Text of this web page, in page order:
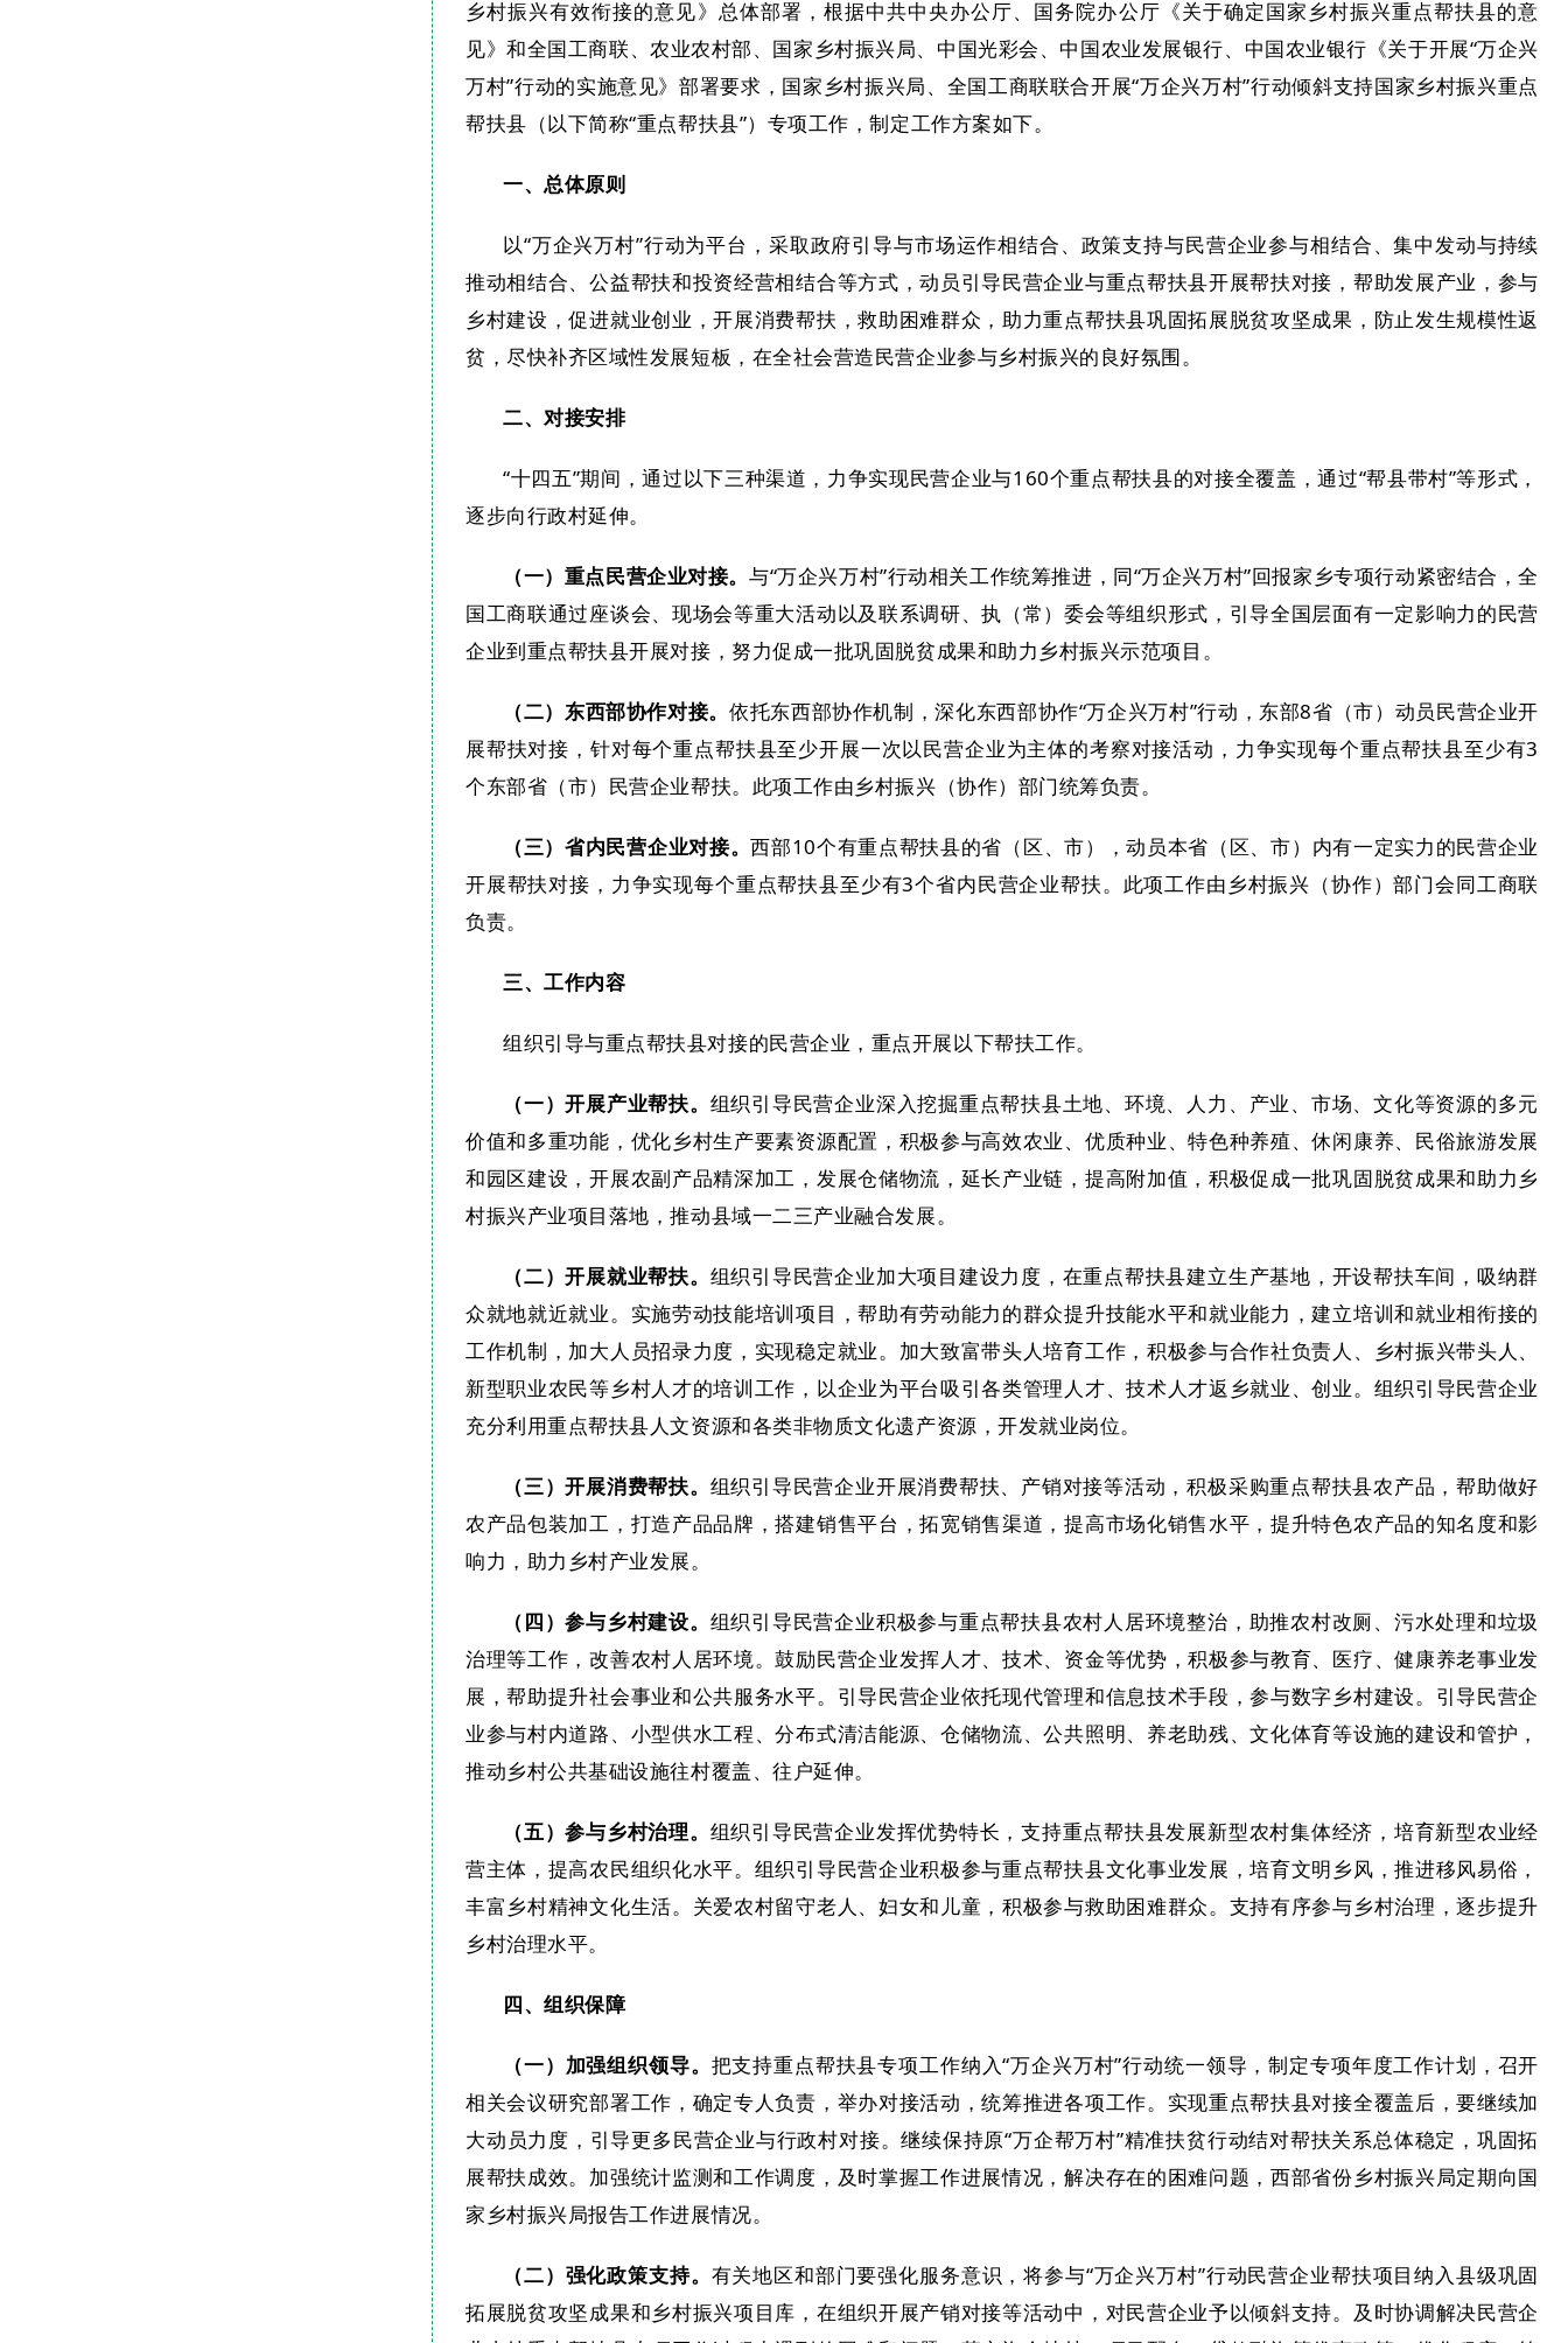
乡村振兴有效衔接的意见》总体部署，根据中共中央办公厅、国务院办公厅《关于确定国家乡村振兴重点帮扶县的意
见》和全国工商联、农业农村部、国家乡村振兴局、中国光彩会、中国农业发展银行、中国农业银行《关于开展“万企兴
万村”行动的实施意见》部署要求，国家乡村振兴局、全国工商联联合开展“万企兴万村”行动倾斜支持国家乡村振兴重点
帮扶县（以下简称“重点帮扶县”）专项工作，制定工作方案如下。
一、总体原则
以“万企兴万村”行动为平台，采取政府引导与市场运作相结合、政策支持与民营企业参与相结合、集中发动与持续
推动相结合、公益帮扶和投资经营相结合等方式，动员引导民营企业与重点帮扶县开展帮扶对接，帮助发展产业，参与
乡村建设，促进就业创业，开展消费帮扶，救助困难群众，助力重点帮扶县巩固拓展脱贫攻坚成果，防止发生规模性返
贫，尽快补齐区域性发展短板，在全社会营造民营企业参与乡村振兴的良好氛围。
二、对接安排
“十四五”期间，通过以下三种渠道，力争实现民营企业与160个重点帮扶县的对接全覆盖，通过“帮县带村”等形式，
逐步向行政村延伸。
（一）重点民营企业对接。与“万企兴万村”行动相关工作统筹推进，同“万企兴万村”回报家乡专项行动紧密结合，全
国工商联通过座谈会、现场会等重大活动以及联系调研、执（常）委会等组织形式，引导全国层面有一定影响力的民营
企业到重点帮扶县开展对接，努力促成一批巩固脱贫成果和助力乡村振兴示范项目。
（二）东西部协作对接。 依托东西部协作机制，深化东西部协作“万企兴万村”行动，东部8省（市）动员民营企业开
展帮扶对接，针对每个重点帮扶县至少开展一次以民营企业为主体的考察对接活动，力争实现每个重点帮扶县至少有3
个东部省（市）民营企业帮扶。此项工作由乡村振兴（协作）部门统筹负责。
（三）省内民营企业对接。西部10个有重点帮扶县的省（区、市），动员本省（区、市）内有一定实力的民营企业
开展帮扶对接，力争实现每个重点帮扶县至少有3个省内民营企业帮扶。此项工作由乡村振兴（协作）部门会同工商联
负责。
三、工作内容
组织引导与重点帮扶县对接的民营企业，重点开展以下帮扶工作。
（一）开展产业帮扶。 组织引导民营企业深入挖掘重点帮扶县土地、环境、人力、产业、市场、文化等资源的多元
价值和多重功能，优化乡村生产要素资源配置，积极参与高效农业、优质种业、特色种养殖、休闲康养、民俗旅游发展
和园区建设，开展农副产品精深加工，发展仓储物流，延长产业链，提高附加值，积极促成一批巩固脱贫成果和助力乡
村振兴产业项目落地，推动县域一二三产业融合发展。
（二）开展就业帮扶。 组织引导民营企业加大项目建设力度，在重点帮扶县建立生产基地，开设帮扶车间，吸纳群
众就地就近就业。实施劳动技能培训项目，帮助有劳动能力的群众提升技能水平和就业能力，建立培训和就业相衔接的
工作机制，加大人员招录力度，实现稳定就业。加大致富带头人培育工作，积极参与合作社负责人、乡村振兴带头人、
新型职业农民等乡村人才的培训工作，以企业为平台吸引各类管理人才、技术人才返乡就业、创业。组织引导民营企业
充分利用重点帮扶县人文资源和各类非物质文化遗产资源，开发就业岗位。
（三）开展消费帮扶。 组织引导民营企业开展消费帮扶、产销对接等活动，积极采购重点帮扶县农产品，帮助做好
农产品包装加工，打造产品品牌，搭建销售平台，拓宽销售渠道，提高市场化销售水平，提升特色农产品的知名度和影
响力，助力乡村产业发展。
（四）参与乡村建设。 组织引导民营企业积极参与重点帮扶县农村人居环境整治，助推农村改厕、污水处理和垃圾
治理等工作，改善农村人居环境。鼓励民营企业发挥人才、技术、资金等优势，积极参与教育、医疗、健康养老事业发
展，帮助提升社会事业和公共服务水平。引导民营企业依托现代管理和信息技术手段，参与数字乡村建设。引导民营企
业参与村内道路、小型供水工程、分布式清洁能源、仓储物流、公共照明、养老助残、文化体育等设施的建设和管护，
推动乡村公共基础设施往村覆盖、往户延伸。
（五）参与乡村治理。 组织引导民营企业发挥优势特长，支持重点帮扶县发展新型农村集体经济，培育新型农业经
营主体，提高农民组织化水平。组织引导民营企业积极参与重点帮扶县文化事业发展，培育文明乡风，推进移风易俗，
丰富乡村精神文化生活。关爱农村留守老人、妇女和儿童，积极参与救助困难群众。支持有序参与乡村治理，逐步提升
乡村治理水平。
四、组织保障
（一）加强组织领导。 把支持重点帮扶县专项工作纳入“万企兴万村”行动统一领导，制定专项年度工作计划，召开
相关会议研究部署工作，确定专人负责，举办对接活动，统筹推进各项工作。实现重点帮扶县对接全覆盖后，要继续加
大动员力度，引导更多民营企业与行政村对接。继续保持原“万企帮万村”精准扶贫行动结对帮扶关系总体稳定，巩固拓
展帮扶成效。加强统计监测和工作调度，及时掌握工作进展情况，解决存在的困难问题，西部省份乡村振兴局定期向国
家乡村振兴局报告工作进展情况。
（二）强化政策支持。 有关地区和部门要强化服务意识，将参与“万企兴万村”行动民营企业帮扶项目纳入县级巩固
拓展脱贫攻坚成果和乡村振兴项目库，在组织开展产销对接等活动中，对民营企业予以倾斜支持。及时协调解决民营企